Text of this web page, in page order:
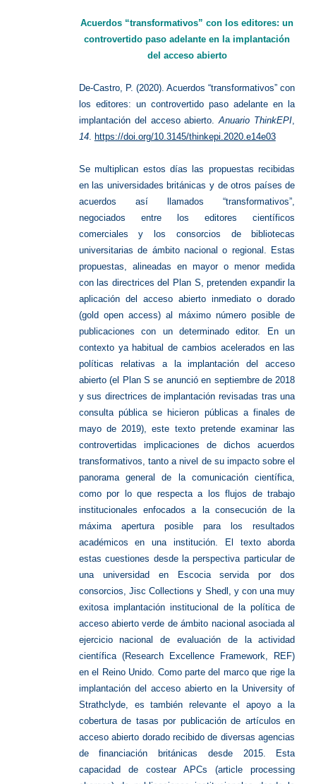
Acuerdos “transformativos” con los editores: un
controvertido paso adelante en la implantación
del acceso abierto
De-Castro, P. (2020). Acuerdos “transformativos” con
los editores: un controvertido paso adelante en la
implantación del acceso abierto.Anuario ThinkEPI,
14. https://doi.org/10.3145/thinkepi.2020.e14e03
Se multiplican estos días las propuestas recibidas
en las universidades británicas y de otros países de
acuerdos así llamados “transformativos”,
negociados entre los editores científicos
comerciales y los consorcios de bibliotecas
universitarias de ámbito nacional o regional. Estas
propuestas, alineadas en mayor o menor medida
con las directrices del Plan S, pretenden expandir la
aplicación del acceso abierto inmediato o dorado
(gold open access) al máximo número posible de
publicaciones con un determinado editor. En un
contexto ya habitual de cambios acelerados en las
políticas relativas a la implantación del acceso
abierto (el Plan S se anunció en septiembre de 2018
y sus directrices de implantación revisadas tras una
consulta pública se hicieron públicas a finales de
mayo de 2019), este texto pretende examinar las
controvertidas implicaciones de dichos acuerdos
transformativos, tanto a nivel de su impacto sobre el
panorama general de la comunicación científica,
como por lo que respecta a los flujos de trabajo
institucionales enfocados a la consecución de la
máxima apertura posible para los resultados
académicos en una institución. El texto aborda
estas cuestiones desde la perspectiva particular de
una universidad en Escocia servida por dos
consorcios, Jisc Collections y Shedl, y con una muy
exitosa implantación institucional de la política de
acceso abierto verde de ámbito nacional asociada al
ejercicio nacional de evaluación de la actividad
científica (Research Excellence Framework, REF)
en el Reino Unido. Como parte del marco que rige la
implantación del acceso abierto en la University of
Strathclyde, es también relevante el apoyo a la
cobertura de tasas por publicación de artículos en
acceso abierto dorado recibido de diversas agencias
de financiación británicas desde 2015. Esta
capacidad de costear APCs (article processing